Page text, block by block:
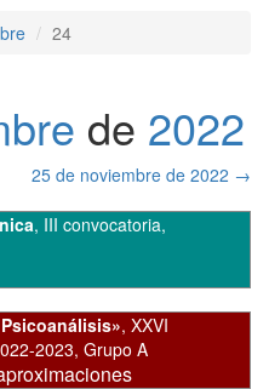
24
de 2022
25 de noviembre de 2022 →
, III convocatoria,
, XXVI
2023, Grupo A